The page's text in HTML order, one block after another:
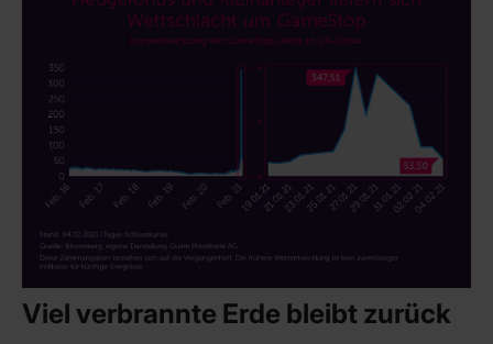
Viel verbrannte Erde bleibt zurück